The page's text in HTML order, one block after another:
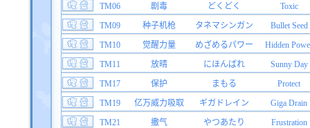
TM06 剧毒 どくどく
Toxic
TM09
种子机枪 タネマシンガン
Bullet Seed
TM10
觉醒力量 めざめるパワー
Hidden
TM11
放晴 にほんばれ
Sunny Day
TM17
保护 まもる
Protect
TM19
亿万威力吸取 ギガドレイン
Giga Drain
TM21
撒气 やつあたり
Frustration